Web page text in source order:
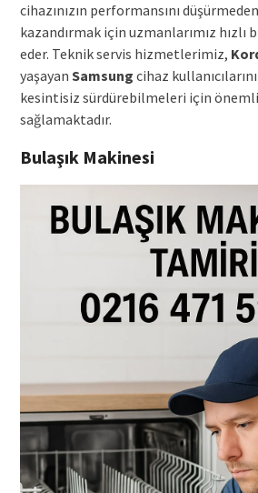
cihazınızın performansını
kazandırmak için uzmanlarımız hızlı
eder. Teknik servis hizmetlerimiz,
yaşayan Samsung cihaz
kesintisiz sürdürebilmeleri için
sağlamaktadır.
Bulaşık Makinesi